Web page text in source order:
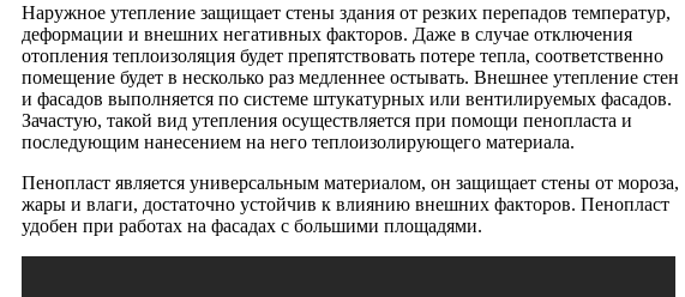
Наружное утепление защищает стены здания от резких перепадов температур,
деформации и внешних негативных факторов. Даже в случае отключения
отопления теплоизоляция будет препятствовать потере тепла, соответственно
помещение будет в несколько раз медленнее остывать. Внешнее утепление стен
и фасадов выполняется по системе штукатурных или вентилируемых фасадов.
Зачастую, такой вид утепления осуществляется при помощи пенопласта и
последующим нанесением на него теплоизолирующего материала.
Пенопласт является универсальным материалом, он защищает стены от мороза,
жары и влаги, достаточно устойчив к влиянию внешних факторов. Пенопласт
удобен при работах на фасадах с большими площадями.